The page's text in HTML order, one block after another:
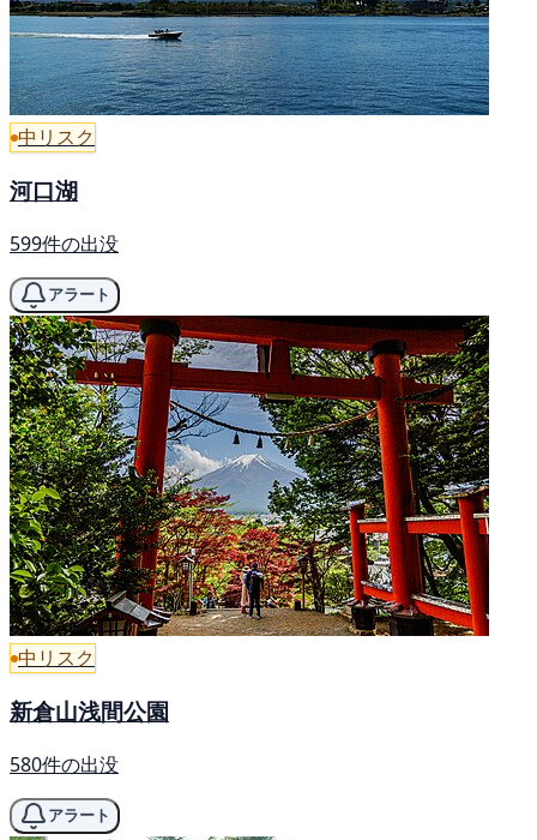
中リスク
河口湖
599件の出没
アラート
中リスク
新倉山浅間公園
580件の出没
アラート